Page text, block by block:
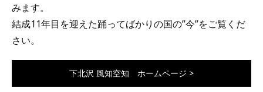
みます。
結成11年目を迎えた踊ってばかりの国の”今”をご覧くだ
さい。
下北沢 風知空知 ホームページ >